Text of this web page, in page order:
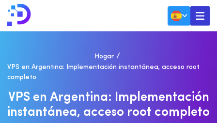
Hogar
VPS en Argentina: Implementación instantánea, acceso root
completo
VPS EN ARGENTINA: IMPLEMENTACIÓN
INSTANTÁNEA, ACCESO ROOT COMPLETO